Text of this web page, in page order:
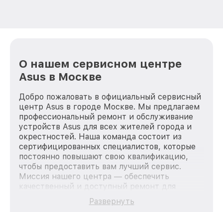
О нашем сервисном центре
Asus в Москве
Добро пожаловать в официальный сервисный
центр Asus в городе Москве. Мы предлагаем
профессиональный ремонт и обслуживание
устройств Asus для всех жителей города и
окрестностей. Наша команда состоит из
сертифицированных специалистов, которые
постоянно повышают свою квалификацию,
чтобы предоставить вам лучший сервис.
Миссия нашего центра — обеспечить
качественный и доступный ремонт для
каждого пользователя продукции Asus, вне
зависимости от сложности поломки. Мы
Развернуть